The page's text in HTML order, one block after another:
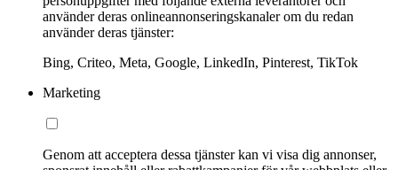
använder deras onlineannonseringskanaler om du redan
använder deras tjänster:
Bing, Criteo, Meta, Google, LinkedIn, Pinterest, TikTok
Marketing
Genom att acceptera dessa tjänster kan vi visa dig annonser,